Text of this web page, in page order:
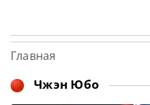
Главная
Чжэн Юбо